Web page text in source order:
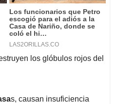
los glóbulos rojos del
s, causan insuficiencia